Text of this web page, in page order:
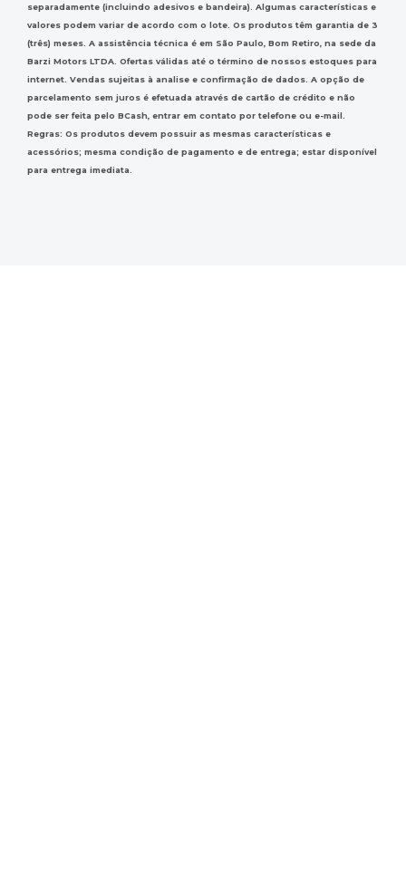
separadamente (incluindo adesivos e bandeira). Algumas características e
valores podem variar de acordo com o lote. Os produtos têm garantia de 3
(três) meses. A assistência técnica é em São Paulo, Bom Retiro, na sede da
Barzi Motors LTDA. Ofertas válidas até o término de nossos estoques para
internet. Vendas sujeitas à analise e confirmação de dados. A opção de
parcelamento sem juros é efetuada através de cartão de crédito e não
pode ser feita pelo BCash, entrar em contato por telefone ou e-mail.
Regras: Os produtos devem possuir as mesmas características e
acessórios; mesma condição de pagamento e de entrega; estar disponível
para entrega imediata.